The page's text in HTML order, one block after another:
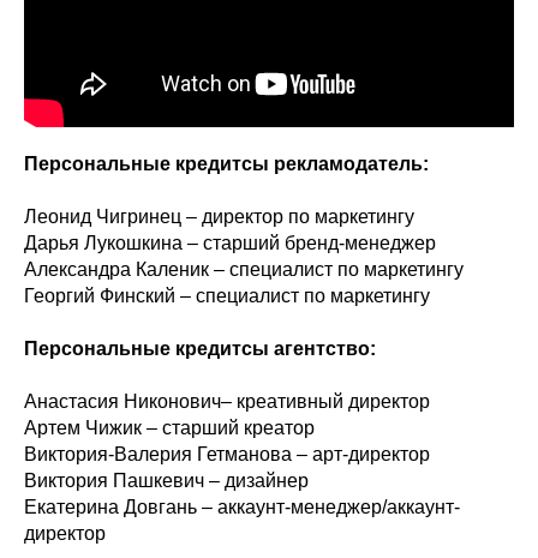
Персональные кредитсы рекламодатель:
Леонид Чигринец – директор по маркетингу
Дарья Лукошкина – старший бренд-менеджер
Александра Каленик – специалист по маркетингу
Георгий Финский – специалист по маркетингу
Персональные кредитсы агентство:
Анастасия Никонович– креативный директор
Артем Чижик – старший креатор
Виктория-Валерия Гетманова – арт-директор
Виктория Пашкевич – дизайнер
Екатерина Довгань – аккаунт-менеджер/аккаунт-
директор